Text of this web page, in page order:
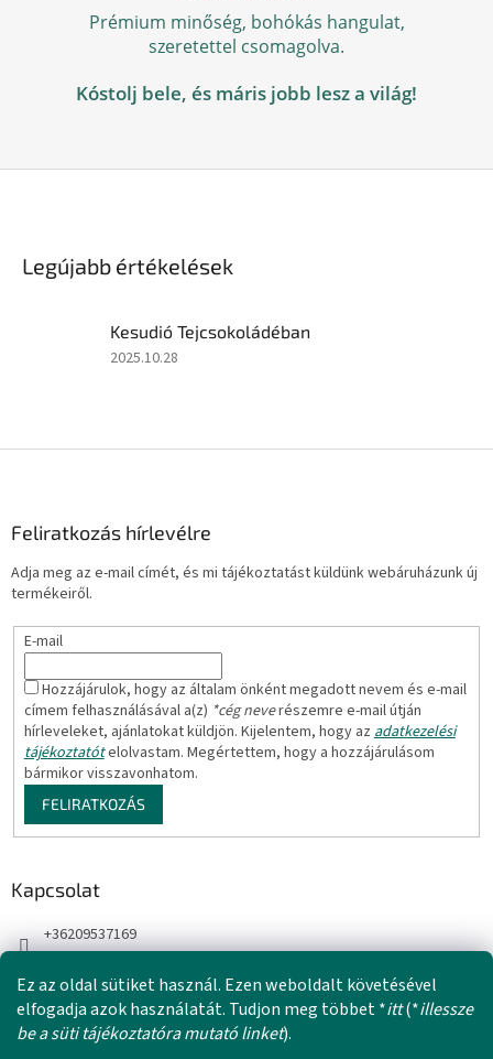
Ez az oldal sütiket használ. Ezen weboldalt követésével
elfogadja azok használatát. Tudjon meg többet *itt(*illessze
be a süti tájékoztatóra mutató linket).
Prémium minőség, bohókás hangulat,
szeretettel csomagolva.
Kóstolj bele, és máris jobb lesz a világ!
Legújabb értékelések
Kesudió Tejcsokoládéban
A
2025.10.28
Feliratkozás hírlevélre
Adja meg az e-mail címét, és mi tájékoztatást küldünk webáruházunk új
termékeiről.
E-mail
Hozzájárulok, hogy az általam önként megadott nevem és e-mail
címem felhasználásával a(z) *cég neverészemre e-mail útján
hírleveleket, ajánlatokat küldjön. Kijelentem, hogy azadatkezelési
tájékoztatótelolvastam. Megértettem, hogy a hozzájárulásom
bármikor visszavonhatom.
FELIRATKOZÁS
Kapcsolat
+36209537169